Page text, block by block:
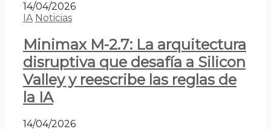
14/04/2026
IA Noticias
Minimax M-2.7: La arquitectura
disruptiva que desafía a Silicon
Valley y reescribe las reglas de
la IA
14/04/2026